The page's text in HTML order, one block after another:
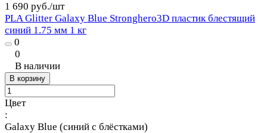
1 690 руб./шт
PLA Glitter Galaxy Blue Stronghero3D пластик блестящий
синий 1.75 мм 1 кг
0
0
В наличии
В корзину
Цвет
:
Galaxy Blue (синий с блёстками)